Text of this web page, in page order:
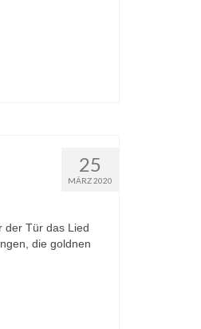
25
MÄRZ 2020
der Tür das Lied
die goldnen